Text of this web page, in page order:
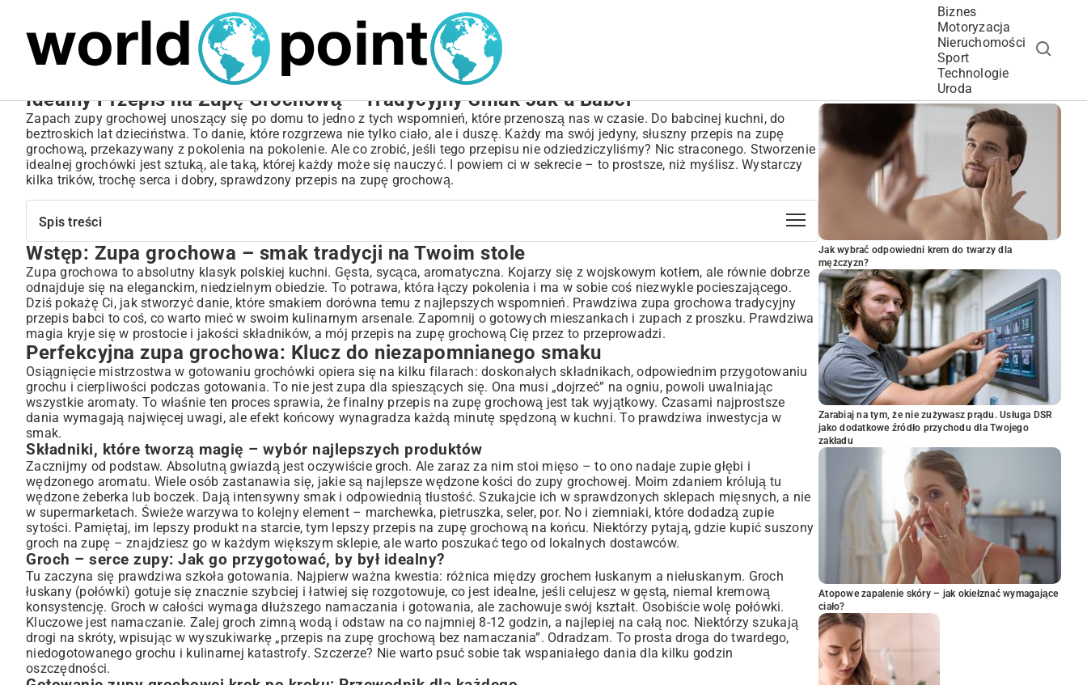
Biznes
Motoryzacja
Nieruchomości
Sport
Technologie
Uroda
NIERUCHOMOŚCI
Idealny Przepis na Zupę Grochową – Tradycyjny Smak Jak u Babci
Zapach zupy grochowej unoszący się po domu to jedno z tych wspomnień, które przenoszą nas w czasie. Do babcinej kuchni, do
beztroskich lat dzieciństwa. To danie, które rozgrzewa nie tylko ciało, ale i duszę. Każdy ma swój jedyny, słuszny przepis na zupę
grochową, przekazywany z pokolenia na pokolenie. Ale co zrobić, jeśli tego przepisu nie odziedziczyliśmy? Nic straconego. Stworzenie
idealnej grochówki jest sztuką, ale taką, której każdy może się nauczyć. I powiem ci w sekrecie – to prostsze, niż myślisz. Wystarczy
kilka trików, trochę serca i dobry, sprawdzony przepis na zupę grochową.
Spis treści
Wstęp: Zupa grochowa – smak tradycji na Twoim stole
Perfekcyjna zupa grochowa: Klucz do niezapomnianego smaku
Składniki, które tworzą magię – wybór najlepszych produktów
Groch – serce zupy: Jak go przygotować, by był idealny?
Gotowanie zupy grochowej krok po kroku: Przewodnik dla każdego
Odkryj różnorodność: Wariacje na temat zupy grochowej
Klasyczna zupa grochowa na wędzonym mięsie – przepis na udane danie
Lekka zupa grochowa: Opcje wegetariańskie i wegańskie
Nieszablonowe dodatki, które zaskoczą Twoje kubki smakowe
Praktyczne porady: Zupa grochowa bez tajemnic
Sekrety konsystencji: Jak zagęścić lub rozrzedzić zupę grochową?
Radzenie sobie z wyzwaniami: Co zrobić, gdy coś pójdzie nie tak?
Przechowywanie i mrożenie: Jak długo można cieszyć się zupą?
Zupa grochowa: Więcej niż danie – część polskiej kultury
Tradycja i okazje: Kiedy najlepiej smakuje zupa grochowa?
Walory zdrowotne: Dlaczego warto jeść zupę grochową?
Podsumowanie: Twoja domowa zupa grochowa czeka!
Wstęp: Zupa grochowa – smak tradycji na Twoim stole
Zupa grochowa to absolutny klasyk polskiej kuchni. Gęsta, sycąca, aromatyczna. Kojarzy się z wojskowym kotłem, ale równie dobrze
odnajduje się na eleganckim, niedzielnym obiedzie. To potrawa, która łączy pokolenia i ma w sobie coś niezwykle pocieszającego.
Dziś pokażę Ci, jak stworzyć danie, które smakiem dorówna temu z najlepszych wspomnień. Prawdziwa zupa grochowa tradycyjny
przepis babci to coś, co warto mieć w swoim kulinarnym arsenale. Zapomnij o gotowych mieszankach i zupach z proszku. Prawdziwa
magia kryje się w prostocie i jakości składników, a mój przepis na zupę grochową Cię przez to przeprowadzi.
Perfekcyjna zupa grochowa: Klucz do niezapomnianego smaku
Osiągnięcie mistrzostwa w gotowaniu grochówki opiera się na kilku filarach: doskonałych składnikach, odpowiednim przygotowaniu
grochu i cierpliwości podczas gotowania. To nie jest zupa dla spieszących się. Ona musi „dojrzeć” na ogniu, powoli uwalniając
wszystkie aromaty. To właśnie ten proces sprawia, że finalny przepis na zupę grochową jest tak wyjątkowy. Czasami najprostsze
dania wymagają najwięcej uwagi, ale efekt końcowy wynagradza każdą minutę spędzoną w kuchni. To prawdziwa inwestycja w
smak.
Składniki, które tworzą magię – wybór najlepszych produktów
Zacznijmy od podstaw. Absolutną gwiazdą jest oczywiście groch. Ale zaraz za nim stoi mięso – to ono nadaje zupie głębi i
wędzonego aromatu. Wiele osób zastanawia się, jakie są najlepsze wędzone kości do zupy grochowej. Moim zdaniem królują tu
wędzone żeberka lub boczek. Dają intensywny smak i odpowiednią tłustość. Szukajcie ich w sprawdzonych sklepach mięsnych, a nie
w supermarketach. Świeże warzywa to kolejny element – marchewka, pietruszka, seler, por. No i ziemniaki, które dodadzą zupie
sytości. Pamiętaj, im lepszy produkt na starcie, tym lepszy przepis na zupę grochową na końcu. Niektórzy pytają, gdzie kupić suszony
groch na zupę – znajdziesz go w każdym większym sklepie, ale warto poszukać tego od lokalnych dostawców.
Groch – serce zupy: Jak go przygotować, by był idealny?
Tu zaczyna się prawdziwa szkoła gotowania. Najpierw ważna kwestia: różnica między grochem łuskanym a niełuskanym. Groch
łuskany (połówki) gotuje się znacznie szybciej i łatwiej się rozgotowuje, co jest idealne, jeśli celujesz w gęstą, niemal kremową
konsystencję. Groch w całości wymaga dłuższego namaczania i gotowania, ale zachowuje swój kształt. Osobiście wolę połówki.
Kluczowe jest namaczanie. Zalej groch zimną wodą i odstaw na co najmniej 8-12 godzin, a najlepiej na całą noc. Niektórzy szukają
drogi na skróty, wpisując w wyszukiwarkę „przepis na zupę grochową bez namaczania”. Odradzam. To prosta droga do twardego,
niedogotowanego grochu i kulinarnej katastrofy. Szczerze? Nie warto psuć sobie tak wspaniałego dania dla kilku godzin
oszczędności.
POPULARNE ARTYKUŁY
Jak wybrać odpowiedni krem do twarzy dla
mężczyzn?
Zarabiaj na tym, że nie zużywasz prądu. Usługa DSR
jako dodatkowe źródło przychodu dla Twojego
zakładu
Atopowe zapalenie skóry – jak okiełznać wymagające
ciało?